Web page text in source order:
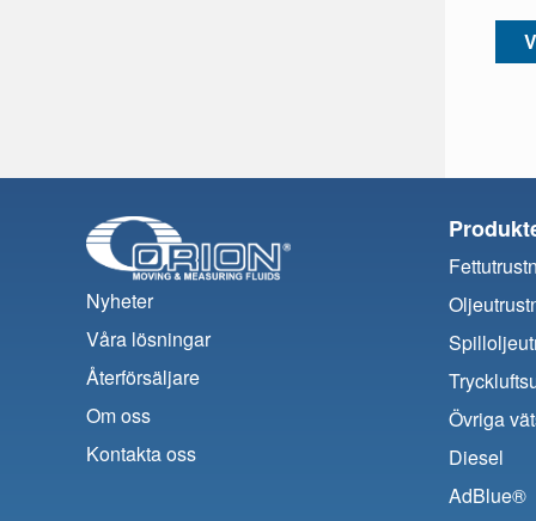
Nyheter
Våra lösningar
Återförsäljare
Om oss
Kontakta oss
Övriga
Diesel
AdBlue®